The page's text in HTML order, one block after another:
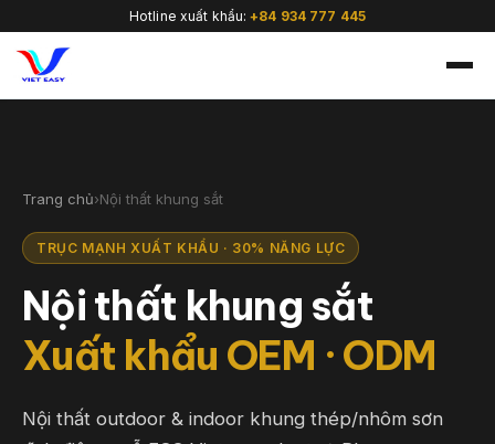
Hotline xuất khẩu:+84 934 777 445
Trang chủ›Nội thất khung sắt
TRỤC MẠNH XUẤT KHẨU · 30% NĂNG LỰC
Nội thất khung sắt
Xuất khẩu OEM · ODM
Nội thất outdoor & indoor khung thép/nhôm sơn